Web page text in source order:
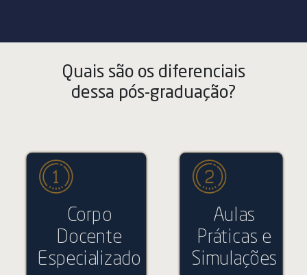
Quais são os diferenciais
dessa pós-graduação?
Corpo
Docente
Especializado
Aulas
Práticas e
Simulações